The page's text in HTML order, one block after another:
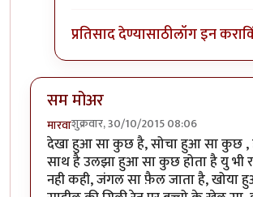
प्रतिसाद देण्यासाठीलॉग इन करा
सम मोअर
मारवाशुक्रवार, 30/10/2015 08:06
देखा हुआ सा कुछ है, सोचा हुआ सा कुछ ,
साथ है उलझा हुआ सा कुछ होता है यु भी
नही कही, जंगल सा फ़ैल जाता है, खोया